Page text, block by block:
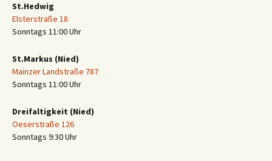
St.Hedwig
Elsterstraße 18
Sonntags 11:00 Uhr
St.Markus (Nied)
Mainzer Landstraße 787
Sonntags 11:00 Uhr
Dreifaltigkeit (Nied)
Oeserstraße 126
Sonntags 9:30 Uhr